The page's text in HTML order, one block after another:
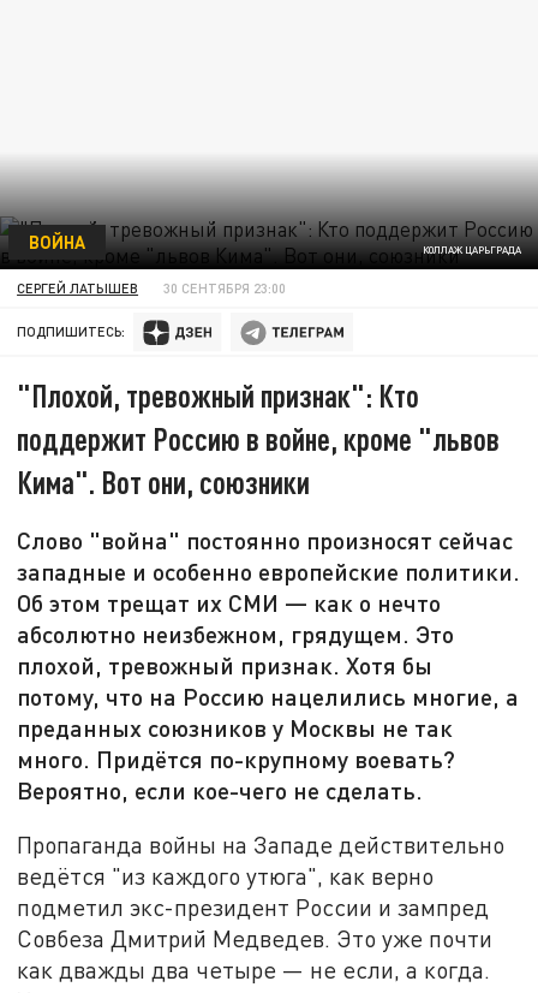
КОЛЛАЖ ЦАРЬГРАДА
ВОЙНА
СЕРГЕЙ ЛАТЫШЕВ 30 СЕНТЯБРЯ 23:00
ПОДПИШИТЕСЬ:
"Плохой, тревожный признак": Кто
поддержит Россию в войне, кроме "львов
Кима". Вот они, союзники
Слово "война" постоянно произносят сейчас
западные и особенно европейские политики.
Об этом трещат их СМИ — как о нечто
абсолютно неизбежном, грядущем. Это
плохой, тревожный признак. Хотя бы
потому, что на Россию нацелились многие, а
преданных союзников у Москвы не так
много. Придётся по-крупному воевать?
Вероятно, если кое-чего не сделать.
Пропаганда войны на Западе действительно
ведётся "из каждого утюга", как верно
подметил экс-президент России и зампред
Совбеза Дмитрий Медведев. Это уже почти
как дважды два четыре — не если, а когда.